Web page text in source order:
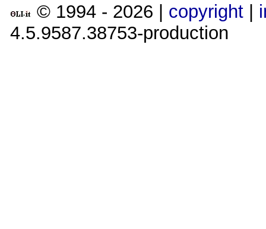
© 1994 - 2026 | copyright |
4.5.9587.38753-production